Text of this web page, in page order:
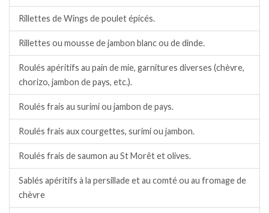
Rillettes de Wings de poulet épicés.
Rillettes ou mousse de jambon blanc ou de dinde.
Roulés apéritifs au pain de mie, garnitures diverses (chèvre,
chorizo, jambon de pays, etc.).
Roulés frais au surimi ou jambon de pays.
Roulés frais aux courgettes, surimi ou jambon.
Roulés frais de saumon au St Morêt et olives.
Sablés apéritifs à la persillade et au comté ou au fromage de
chèvre